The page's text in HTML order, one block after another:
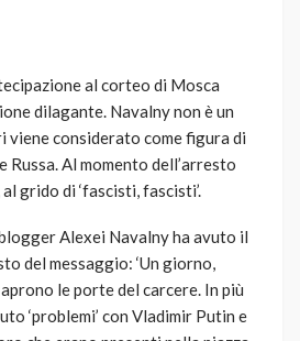
al corteo di Mosca
dilagante. Navalny non è un
viene considerato come figura di
Al momento dell’arresto
grido di ‘fascisti, fascisti’.
Alexei Navalny ha avuto il
del messaggio: ‘Un giorno,
le porte del carcere. In più
‘problemi’ con Vladimir Putin e
AUTO SPORT
alle Final 8 di Coppa
tennis mondiale e
per
la stessa causa
god 9 mesi ago